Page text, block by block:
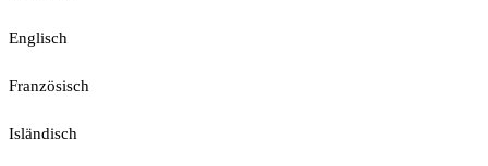
Englisch
Französisch
Isländisch